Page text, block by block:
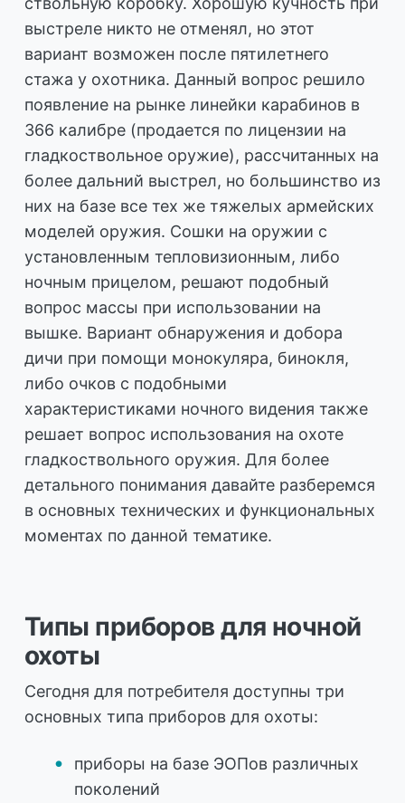
выстреле никто не отменял, но этот
вариант возможен после пятилетнего
стажа у охотника. Данный вопрос решило
появление на рынке линейки карабинов в
366 калибре (продается по лицензии на
гладкоствольное оружие), рассчитанных на
более дальний выстрел, но большинство из
них на базе все тех же тяжелых армейских
моделей оружия. Сошки на оружии с
установленным тепловизионным, либо
ночным прицелом, решают подобный
вопрос массы при использовании на
вышке. Вариант обнаружения и добора
дичи при помощи монокуляра, бинокля,
либо очков с подобными
характеристиками ночного видения также
решает вопрос использования на охоте
гладкоствольного оружия. Для более
детального понимания давайте разберемся
в основных технических и функциональных
моментах по данной тематике.
Типы приборов для ночной
охоты
Сегодня для потребителя доступны три
основных типа приборов для охоты:
приборы на базе ЭОПов различных
поколений